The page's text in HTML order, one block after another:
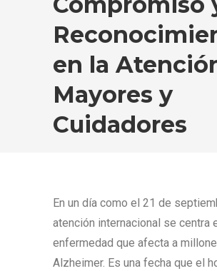
en la
Mayores y
Cuidadores
En un día como el 21 de
atención internacional se centra
enfermedad que afecta a
Alzheimer. Es una fecha que el